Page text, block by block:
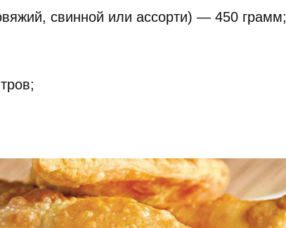
свинной или ассорти) — 450 грамм;